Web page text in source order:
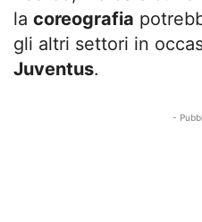
la coreografia
gli altri settori in
Juventus.
-